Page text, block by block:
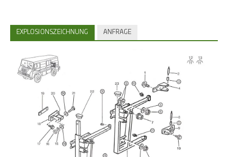
EXPLOSIONSZEICHNUNG ANFRAGE